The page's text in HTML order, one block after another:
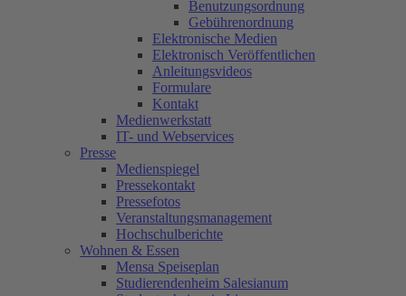
Benutzungsordnung
Gebührenordnung
Elektronische Medien
Elektronisch Veröffentlichen
Anleitungsvideos
Formulare
Kontakt
Medienwerkstatt
IT- und Webservices
Presse
Medienspiegel
Pressekontakt
Pressefotos
Veranstaltungsmanagement
Hochschulberichte
Wohnen & Essen
Mensa Speiseplan
Studierendenheim Salesianum